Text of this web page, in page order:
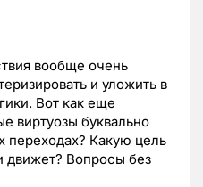
вообще очень
и уложить в
Вот как еще
виртуозы буквально
переходах? Какую цель
движет? Вопросы без